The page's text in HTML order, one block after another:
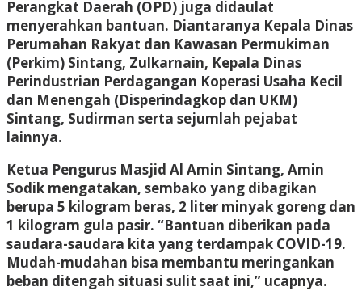
Perangkat Daerah (OPD) juga didaulat
menyerahkan bantuan. Diantaranya Kepala Dinas
Perumahan Rakyat dan Kawasan Permukiman
(Perkim) Sintang, Zulkarnain, Kepala Dinas
Perindustrian Perdagangan Koperasi Usaha Kecil
dan Menengah (Disperindagkop dan UKM)
Sintang, Sudirman serta sejumlah pejabat
lainnya.
Ketua Pengurus Masjid Al Amin Sintang, Amin
Sodik mengatakan, sembako yang dibagikan
berupa 5 kilogram beras, 2 liter minyak goreng dan
1 kilogram gula pasir. “Bantuan diberikan pada
saudara-saudara kita yang terdampak COVID-19.
Mudah-mudahan bisa membantu meringankan
beban ditengah situasi sulit saat ini,” ucapnya.